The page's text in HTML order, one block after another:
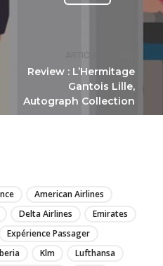
ARTICLE SUIVANT
Review : L’Hermitage
Gantois Lille,
Autograph Collection
American Airlines
Delta Airlines
Emirates
Expérience Passager
Klm
Lufthansa